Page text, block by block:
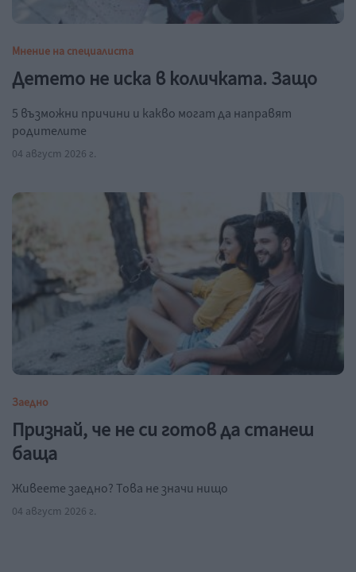
Мнение на специалиста
Детето не иска в количката. Защо
5 възможни причини и какво могат да направят
родителите
04 август 2026 г.
Заедно
Признай, че не си готов да станеш
баща
Живеете заедно? Това не значи нищо
04 август 2026 г.